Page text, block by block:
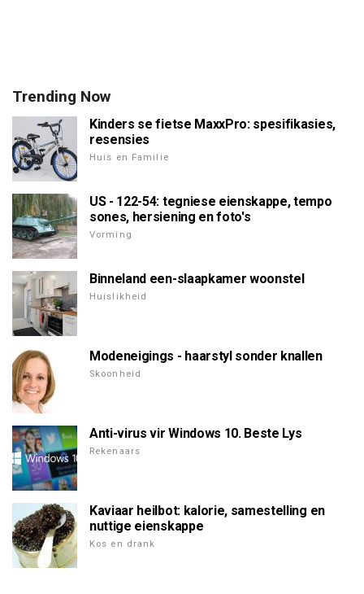
Trending Now
Kinders se fietse MaxxPro: spesifikasies,
resensies
Huis en Familie
US - 122-54: tegniese eienskappe, tempo
sones, hersiening en foto's
Vorming
Binneland een-slaapkamer woonstel
Huislikheid
Modeneigings - haarstyl sonder knallen
Skoonheid
Anti-virus vir Windows 10. Beste Lys
Rekenaars
Kaviaar heilbot: kalorie, samestelling en
nuttige eienskappe
Kos en drank